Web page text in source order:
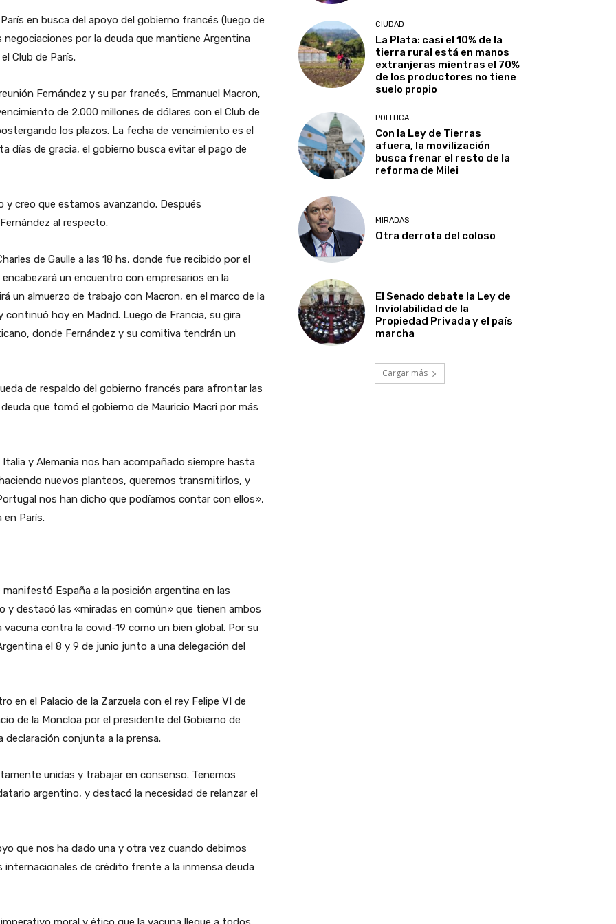
en busca del apoyo del gobierno francés (luego de
por la deuda que mantiene Argentina
Club de París.
Fernández y su par francés, Emmanuel Macron,
de 2.000 millones de dólares con el Club de
los plazos. La fecha de vencimiento es el
días de gracia, el gobierno busca evitar el pago de
creo que estamos avanzando. Después
al respecto.
de Gaulle a las 18 hs, donde fue recibido por el
un encuentro con empresarios en la
un almuerzo de trabajo con Macron, en el marco de la
hoy en Madrid. Luego de Francia, su gira
donde Fernández y su comitiva tendrán un
de respaldo del gobierno francés para afrontar las
que tomó el gobierno de Mauricio Macri por más
y Alemania nos han acompañado siempre hasta
nuevos planteos, queremos transmitirlos, y
nos han dicho que podíamos contar con ellos»,
París.
España a la posición argentina en las
destacó las «miradas en común» que tienen ambos
contra la covid-19 como un bien global. Por su
el 8 y 9 de junio junto a una delegación del
en el Palacio de la Zarzuela con el rey Felipe VI de
de la Moncloa por el presidente del Gobierno de
declaración conjunta a la prensa.
unidas y trabajar en consenso. Tenemos
argentino, y destacó la necesidad de relanzar el
que nos ha dado una y otra vez cuando debimos
de crédito frente a la inmensa deuda
CIUDAD
La Plata: casi el 10% de la
tierra rural está en manos
extranjeras mientras el 70%
de los productores no tiene
suelo propio
POLITICA
Con la Ley de Tierras
afuera, la movilización
busca frenar el resto de la
reforma de Milei
MIRADAS
Otra derrota del coloso
El Senado debate la Ley de
Inviolabilidad de la
Propiedad Privada y el país
marcha
Cargar más